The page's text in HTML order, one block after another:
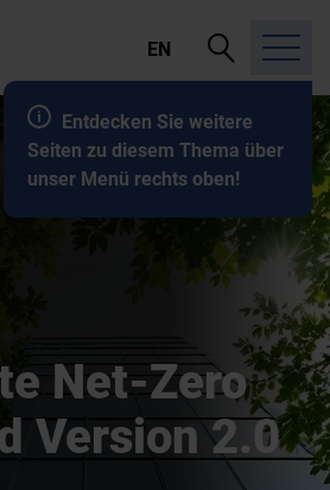
Entdecken Sie weitere
Seiten zu diesem Thema über
unser Menü rechts oben!
EN
Suche
öffnen
Net-Zero
Version 2.0